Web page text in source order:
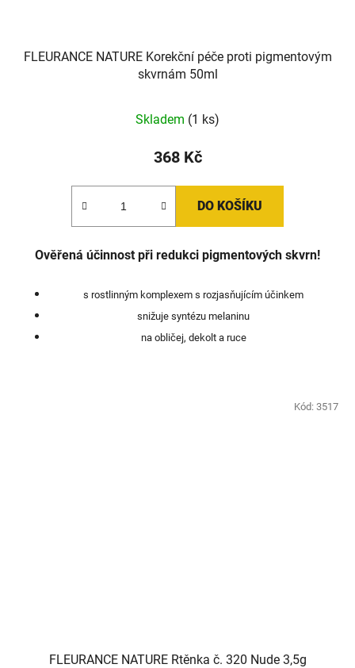
FLEURANCE NATURE Korekční péče proti pigmentovým
skvrnám 50ml
Skladem (1 ks)
368 Kč
DO KOŠÍKU
Ověřená účinnost při redukci pigmentových skvrn!
s rostlinným komplexem s rozjasňujícím účinkem
snižuje syntézu melaninu
na obličej, dekolt a ruce
FLEURANCE NATURE Rtěnka č. 320 Nude 3,5g
Kód: 3517